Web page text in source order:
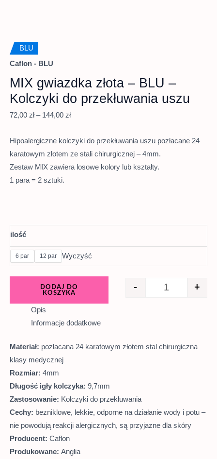
BLU
Caflon - BLU
MIX gwiazdka złota – BLU –
Kolczyki do przekłuwania uszu
72,00 zł – 144,00 zł
Hipoalergiczne kolczyki do przekłuwania uszu pozłacane 24
karatowym złotem ze stali chirurgicznej – 4mm.
Zestaw MIX zawiera losowe kolory lub kształty.
1 para = 2 sztuki.
ilość
6 par 12 par Wyczyść
- +
DODAJ DO
KOSZYKA
Opis
Informacje dodatkowe
Materiał: pozłacana 24 karatowym złotem stal chirurgiczna
klasy medycznej
Rozmiar: 4mm
Długość igły kolczyka: 9,7mm
Zastosowanie: Kolczyki do przekłuwania
Cechy: bezniklowe, lekkie, odporne na działanie wody i potu –
nie powodują reakcji alergicznych, są przyjazne dla skóry
Producent: Caflon
Produkowane: Anglia